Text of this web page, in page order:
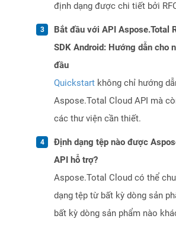
định dạng được chi tiết bởi
Bắt đầu với API Aspose.Total
SDK Android: Hướng dẫn cho
đầu
Quickstart không chỉ hướng
Aspose.Total Cloud API mà
các thư viện cần thiết.
Định dạng tệp nào được
API hỗ trợ?
Aspose.Total Cloud có thể
dạng tệp từ bất kỳ dòng sản
bất kỳ dòng sản phẩm nào